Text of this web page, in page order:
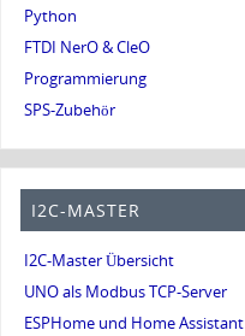
Python
FTDI NerO & CleO
Programmierung
SPS-Zubehör
I2C-MASTER
I2C-Master Übersicht
UNO als Modbus TCP-Server
ESPHome und Home Assistant